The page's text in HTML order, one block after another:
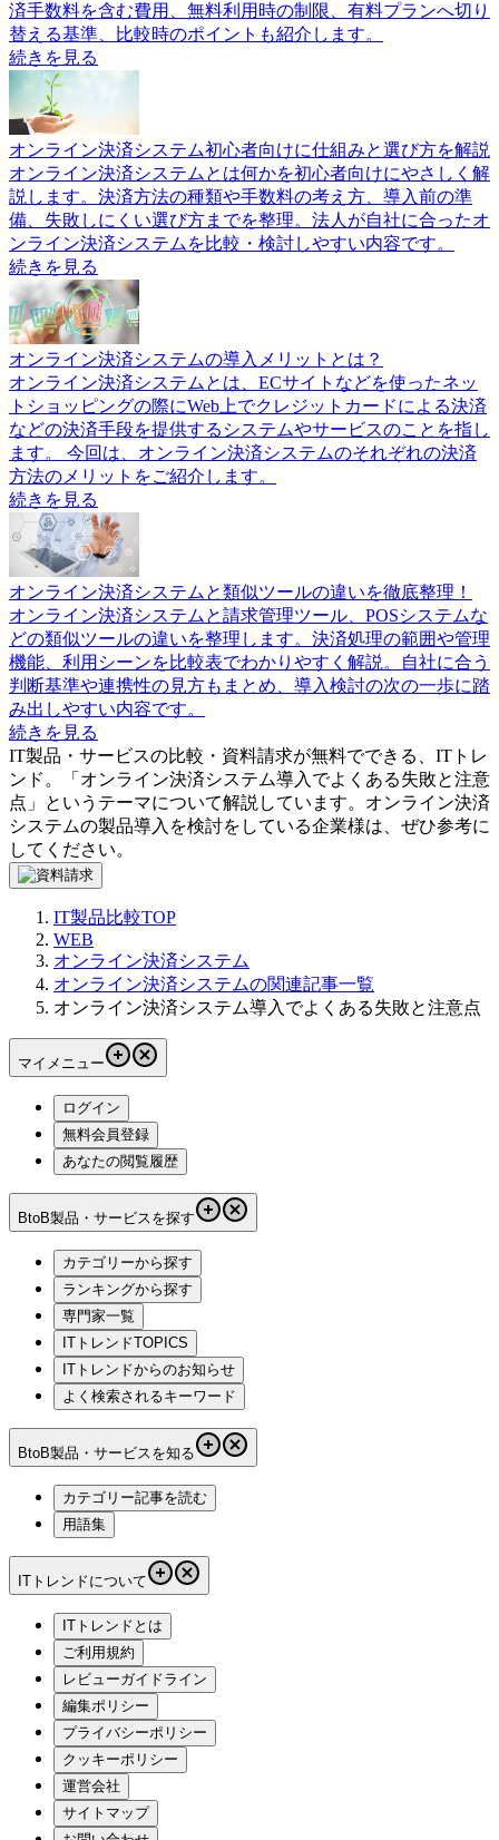
済手数料を含む費用、無料利用時の制限、有料プランへ切り
替える基準、比較時のポイントも紹介します。
続きを見る
オンライン決済システム初心者向けに仕組みと選び方を解説
オンライン決済システムとは何かを初心者向けにやさしく解
説します。決済方法の種類や手数料の考え方、導入前の準
備、失敗しにくい選び方までを整理。法人が自社に合ったオ
ンライン決済システムを比較・検討しやすい内容です。
続きを見る
オンライン決済システムの導入メリットとは？
オンライン決済システムとは、ECサイトなどを使ったネッ
トショッピングの際にWeb上でクレジットカードによる決済
などの決済手段を提供するシステムやサービスのことを指し
ます。 今回は、オンライン決済システムのそれぞれの決済
方法のメリットをご紹介します。
続きを見る
オンライン決済システムと類似ツールの違いを徹底整理！
オンライン決済システムと請求管理ツール、POSシステムな
どの類似ツールの違いを整理します。決済処理の範囲や管理
機能、利用シーンを比較表でわかりやすく解説。自社に合う
判断基準や連携性の見方もまとめ、導入検討の次の一歩に踏
み出しやすい内容です。
続きを見る
IT製品・サービスの比較・資料請求が無料でできる、ITトレ
ンド。「 オンライン決済システム導入でよくある失敗と注意
点 」というテーマについて解説しています。 オンライン決済
システムの製品導入を検討をしている企業様は、ぜひ参考に
してください。
IT製品比較TOP
WEB
オンライン決済システム
オンライン決済システムの関連記事一覧
オンライン決済システム導入でよくある失敗と注意点
マイメニュー
ログイン
無料会員登録
あなたの閲覧履歴
BtoB製品・サービスを探す
カテゴリーから探す
ランキングから探す
専門家一覧
ITトレンドTOPICS
ITトレンドからのお知らせ
よく検索されるキーワード
BtoB製品・サービスを知る
カテゴリー記事を読む
用語集
ITトレンドについて
ITトレンドとは
ご利用規約
レビューガイドライン
編集ポリシー
プライバシーポリシー
クッキーポリシー
運営会社
サイトマップ